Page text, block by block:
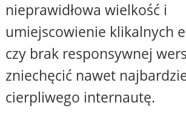
nieprawidłowa wielkość i
umiejscowienie klikalnych
czy brak responsywnej
zniechęcić nawet
cierpliwego internautę.